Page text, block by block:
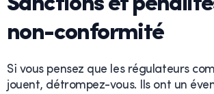
non-conformité
Si vous pensez que les régulateurs
jouent, détrompez-vous. Ils ont un